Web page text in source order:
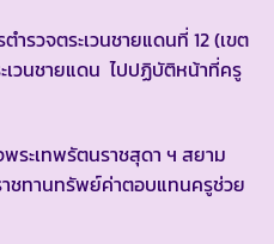
รวจตระเวนชายแดนที่ 12 (เขต
เวนชายแดน ไปปฏิบัติหน้าที่ครู
ะเทพรัตนราชสุดา ฯ สยาม
าชทานทรัพย์ค่าตอบแทนครูช่วย